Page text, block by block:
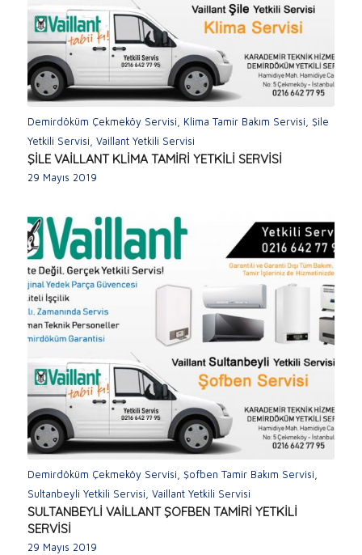
Demirdöküm Çekmeköy Servisi Klima Tamir Bakım Servisi Şile
Yetkili Servisi Vaillant Yetkili Servisi
ŞİLE VAİLLANT KLİMA TAMİRİ YETKİLİ SERVİSİ
29 Mayıs 2019
Demirdöküm Çekmeköy Servisi, Şofben Tamir Bakım Servisi,
Sultanbeyli Yetkili Servisi, Vaillant Yetkili Servisi
SULTANBEYLİ VAİLLANT ŞOFBEN TAMİRİ YETKİLİ
SERVİSİ
29 Mayıs 2019